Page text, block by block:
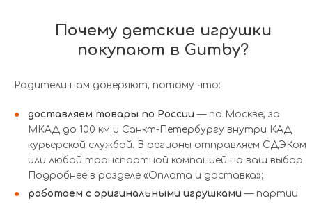
Почему детские игрушки
покупают в Gumby?
Родители нам доверяют, потому что:
доставляем товары по России — по Москве, за
МКАД до 100 км и Санкт-Петербургу внутри КАД
курьерской службой. В регионы отправляем СДЭКом
или любой транспортной компанией на ваш выбор.
Подробнее в разделе «Оплата и доставка»;
работаем с оригинальными игрушками — партии